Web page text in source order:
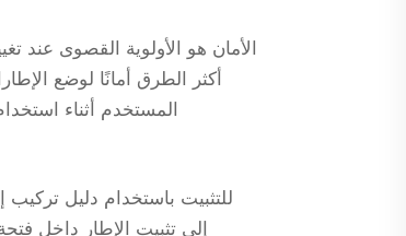
الأمان هو الأولوية القصوى عند
أكثر الطرق أمانًا لوضع
المستخدم أثناء
إلى تثبيت الإطار داخل